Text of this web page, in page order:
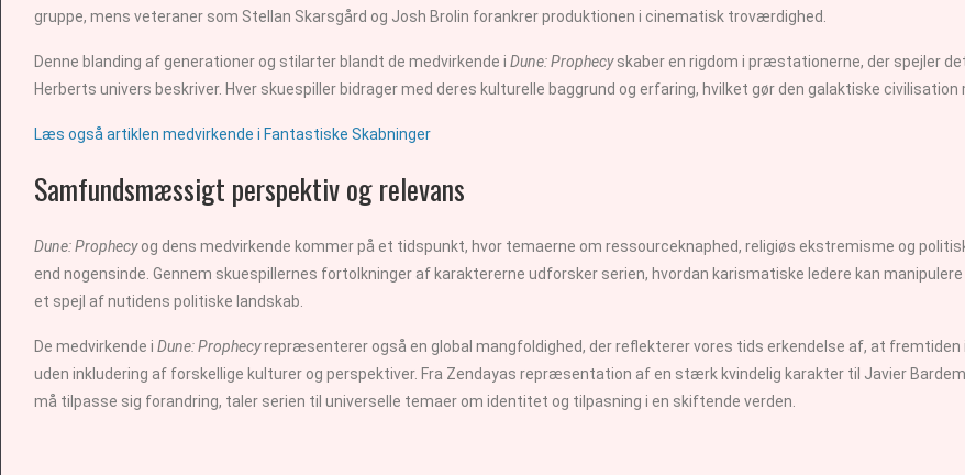
gruppe, mens veteraner som Stellan Skarsgård og Josh Brolin forankrer produktionen i cinematisk troværdighed.
Denne blanding af generationer og stilarter blandt de medvirkende i Dune: Prophecyskaber en rigdom i præstationerne, der spejler
Herberts univers beskriver. Hver skuespiller bidrager med deres kulturelle baggrund og erfaring, hvilket gør den galaktiske
Læs også artiklen medvirkende i Fantastiske Skabninger
Samfundsmæssigt perspektiv og relevans
Dune: Prophecyog dens medvirkende kommer på et tidspunkt, hvor temaerne om ressourceknaphed, religiøs ekstremisme og
end nogensinde. Gennem skuespillernes fortolkninger af karaktererne udforsker serien, hvordan karismatiske ledere kan
et spejl af nutidens politiske landskab.
De medvirkende i Dune: Prophecyrepræsenterer også en global mangfoldighed, der reflekterer vores tids erkendelse af, at
uden inkludering af forskellige kulturer og perspektiver. Fra Zendayas repræsentation af en stærk kvindelig karakter til Javier
må tilpasse sig forandring, taler serien til universelle temaer om identitet og tilpasning i en skiftende verden.